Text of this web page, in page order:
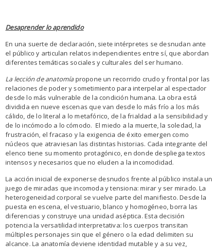
Desaprender lo aprendido
En una suerte de declaración, siete intérpretes se desnudan ante
el público y articulan relatos independientes entre sí, que abordan
diferentes temáticas sociales y culturales del ser humano.
La lección de anatomíapropone un recorrido crudo y frontal por las
relaciones de poder y sometimiento para interpelar al espectador
desde lo más vulnerable de la condición humana. La obra está
dividida en nueve escenas que van desde lo más frío a los más
cálido, de lo literal a lo metafórico, de la frialdad a la sensibilidad y
de lo incómodo a lo cómodo. El miedo a la muerte, la soledad, la
frustración, el fracaso y la exigencia de éxito emergen como
núcleos que atraviesan las distintas historias. Cada integrante del
elenco tiene su momento protagónico, en donde despliega textos
intensos y necesarios que no eluden a la incomodidad.
La acción inicial de exponerse desnudos frente al público instala un
juego de miradas que incomoda y tensiona: mirar y ser mirado. La
heterogeneidad corporal se vuelve parte del manifiesto. Desde la
puesta en escena, el vestuario, blanco y homogéneo, borra las
diferencias y construye una unidad aséptica. Esta decisión
potencia la versatilidad interpretativa: los cuerpos transitan
múltiples personajes sin que el género o la edad delimiten su
alcance. La anatomía deviene identidad mutable y a su vez,